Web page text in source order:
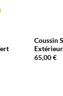
Coussin
65,00€